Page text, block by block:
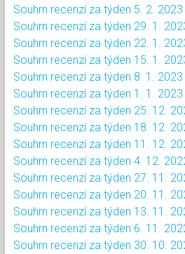
Souhrn recenzí za týden 5. 2. 2023
Souhrn recenzí za týden 29. 1.
Souhrn recenzí za týden 22. 1.
Souhrn recenzí za týden 15. 1.
Souhrn recenzí za týden 8. 1. 2023
Souhrn recenzí za týden 1. 1. 2023
Souhrn recenzí za týden 25. 12.
Souhrn recenzí za týden 18. 12.
Souhrn recenzí za týden 11. 12.
Souhrn recenzí za týden 4. 12.
Souhrn recenzí za týden 27. 11.
Souhrn recenzí za týden 20. 11.
Souhrn recenzí za týden 13. 11.
Souhrn recenzí za týden 6. 11.
Souhrn recenzí za týden 30. 10.